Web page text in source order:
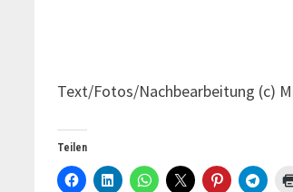
Text/Fotos/Nachbearbeitung (c)
Teilen